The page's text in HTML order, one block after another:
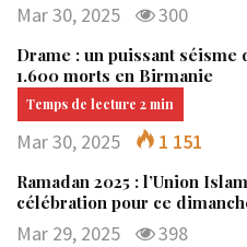
Mar 30, 2025 300
Drame : un puissant séisme
1.600 morts en Birmanie
Mar 30, 2025 1 151
Ramadan 2025 : l’Union
célébration pour ce
Mar 29, 2025 398